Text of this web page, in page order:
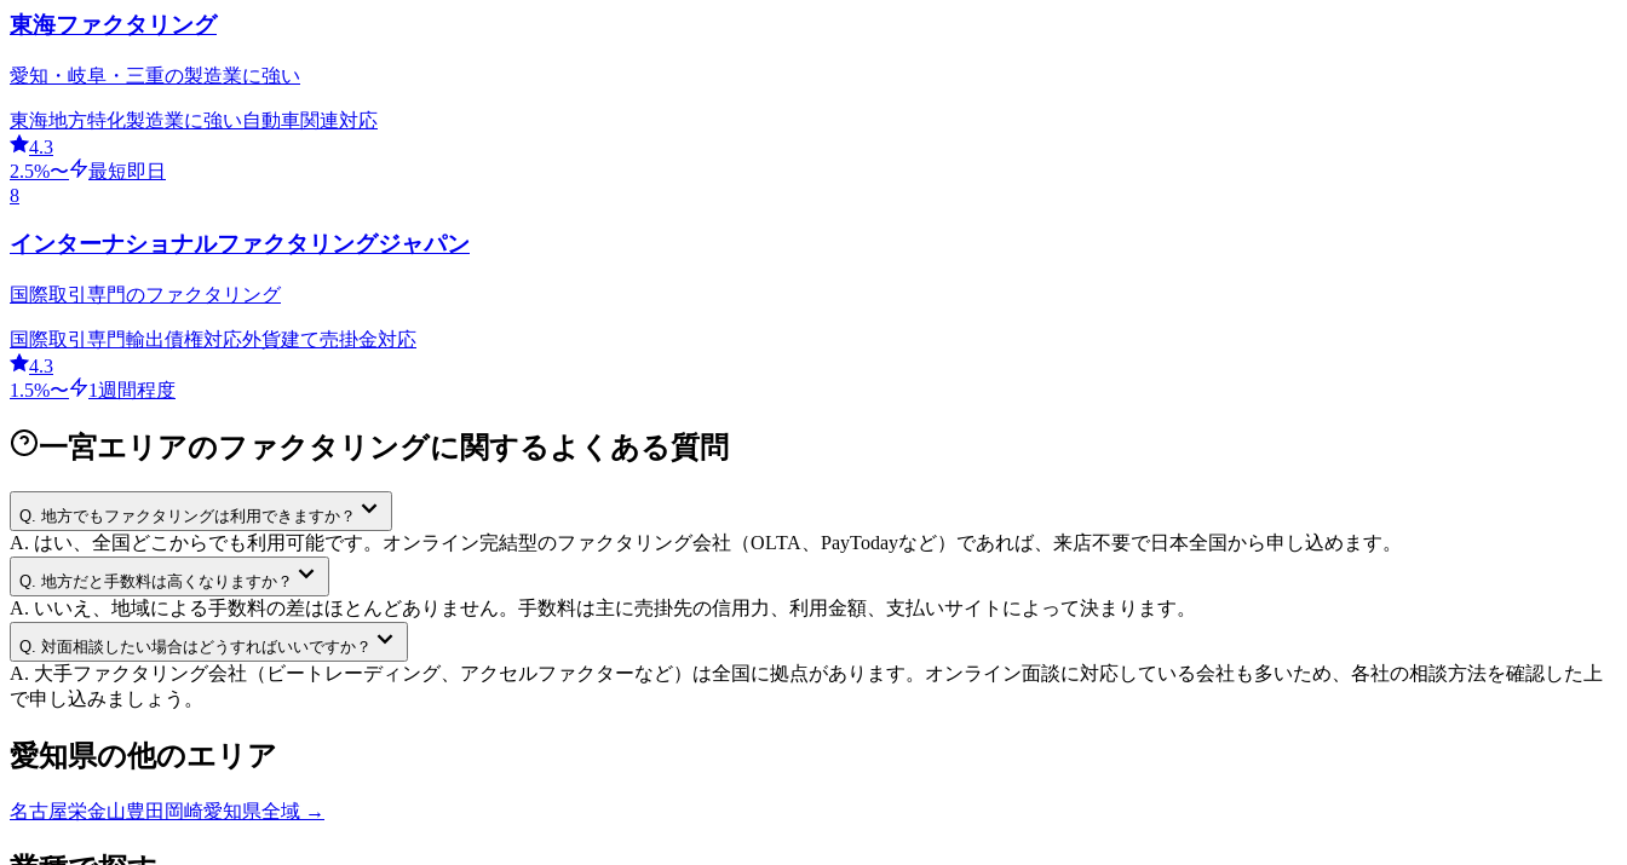
東海ファクタリング
愛知・岐阜・三重の製造業に強い
東海地方特化製造業に強い自動車関連対応
4.3
2.5%〜
最短即日
8
インターナショナルファクタリングジャパン
国際取引専門のファクタリング
国際取引専門輸出債権対応外貨建て売掛金対応
4.3
1.5%〜 1週間程度
一宮エリアのファクタリングに関するよくある質問
Q. 地方でもファクタリングは利用できますか？
A. はい、全国どこからでも利用可能です。オンライン完結型のファクタリング会社（OLTA、PayTodayなど）であれば、来店不要で日本全国から申し込めます。
Q. 地方だと手数料は高くなりますか？
A. いいえ、地域による手数料の差はほとんどありません。手数料は主に売掛先の信用力、利用金額、支払いサイトによって決まります。
Q. 対面相談したい場合はどうすればいいですか？
A. 大手ファクタリング会社（ビートレーディング、アクセルファクターなど）は全国に拠点があります。オンライン面談に対応している会社も多いため、各社の相談方法を確認した上
で申し込みましょう。
愛知県の他のエリア
名古屋栄金山豊田 岡崎愛知県全域 →